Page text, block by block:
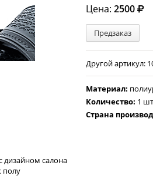
Цена:2500
Предзаказ
Другой артикул:
Материал:
Количество: 1
Страна
дизайном салона
полу